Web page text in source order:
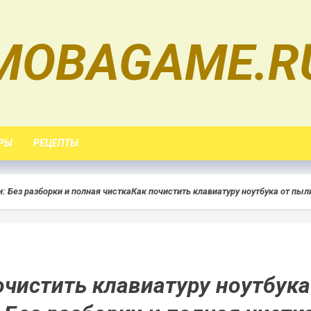
РЕЦЕПТЫ
Без разборки и полная чисткаКак почистить клавиатуру ноутбука от
клавиатуру